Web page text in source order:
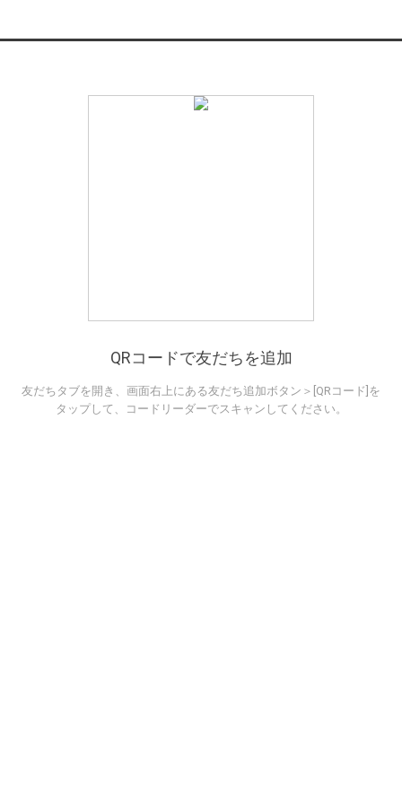
QRコードで友だちを追加
友だちタブを開き、画面右上にある友だち追加ボタン＞[QRコード]を
タップして、コードリーダーでスキャンしてください。